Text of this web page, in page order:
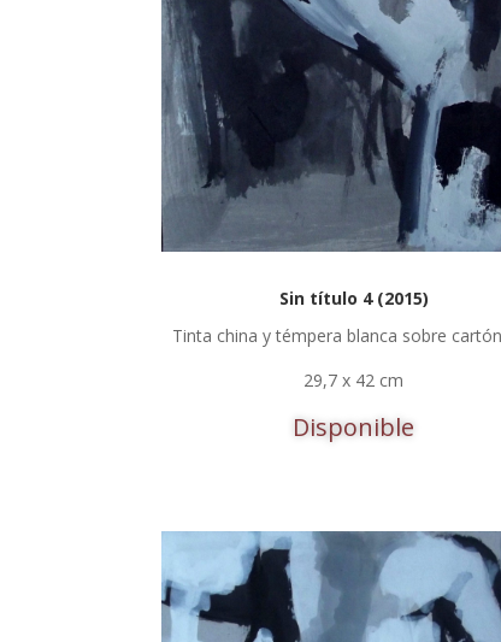
Sin título 4 (2015)
Tinta china y témpera blanca sobre
29,7 x 42 cm
Disponible